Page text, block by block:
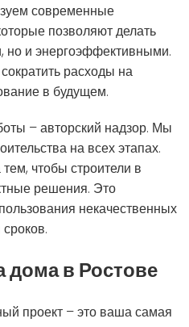
современные
позволяют делать
но и энергоэффективными.
расходы на
в будущем.
– авторский надзор. Мы
на всех этапах.
чтобы строители в
решения. Это
некачественных
дома в Ростове
проект – это ваша самая